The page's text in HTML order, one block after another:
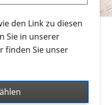
Erklärvideos zum
RETINA-Website
Menschen an.
Infomaterial
um ausschließlich
Audios oder Videos zu
den Link zu diesen
Sie in unserer
finden Sie unser